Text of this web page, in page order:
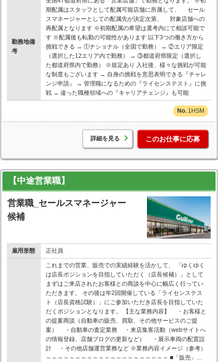
勤務地備
考
期配属はスタッフとして配属可能店舗に所属して、 セール
スマネージャーとしての配属先が決定次第、 対象店舗への
再配属となります ※初期配属の希望は選考内にて相談可能で
す ※配属後も転勤の可能性があります 以下3つの働き方から
挑戦できる → ①ナショナル（全国で勤務） → ②エリア限定
（選択した12エリア内で勤務） → ③都道府県限定（選択し
た都道府県内で勤務） ※規定あり 入社後、様々な挑戦が可能
な制度もございます → 自身の挑戦を意思表明できる『チャレ
ンジ申請』 → 管理職になるための『ライセンステスト』に挑
戦 → 違った職種領域への『キャリアチェンジ』も可能
1HSM
詳細を見る このお仕事に応募
【中途営業職】
営業職_セールスマネージャー
候補
雇用形態 正社員
これまでの営業、販売での実績経験を活かして、 「ゆくゆく
は店長ポジションを目指していただく（店長候補）」として
まずはご来店されたお客様との商談を中心に幅広く行ってい
ただきます。 その後は年2回開催している「ライセンステス
ト（店長資格試験）」にご参加いただき店長を目指していた
だくポジションとなります。 【主な業務内容】 ・お客様と
の提案商談（自動車の販売、買取、その他サービスのご提
案） ・自動車の査定業務 ・来店集客活動（webサイトへ
の情報登録、店舗ブログの更新など） ・展示車両の配置設
計 ・その他店舗運営業務など ※業務内容イメージ（参考）
～～～～～～～～～～～～～～～～～～～～～ ■「販売」…